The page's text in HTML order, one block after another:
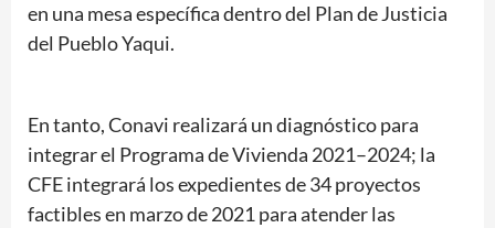
en una mesa específica dentro del Plan de Justicia
del Pueblo Yaqui.
En tanto, Conavi realizará un diagnóstico para
integrar el Programa de Vivienda 2021–2024; la
CFE integrará los expedientes de 34 proyectos
factibles en marzo de 2021 para atender las